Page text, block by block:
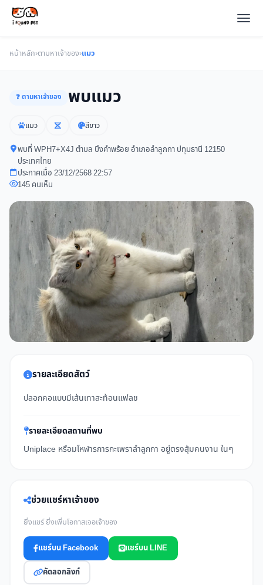
หน้าหลัก›ตามหาเจ้าของ›แมว
❓ ตามหาเจ้าของ พบแมว
แมว สีขาว
พบที่ WPH7+X4J ตำบล บึงคำพร้อย อำเภอลำลูกกา ปทุมธานี 12150
ประเทศไทย
ประกาศเมื่อ 23/12/2568 22:57
145 คนเห็น
รายละเอียดสัตว์
ปลอกคอแบบมีเส้นเทาสะท้อนแฟลช
รายละเอียดสถานที่พบ
Uniplace หรือมโหฬารการกะเพราลำลูกกา อยู่ตรงสุ้มคนงาน ในๆ
ช่วยแชร์หาเจ้าของ
ยิ่งแชร์ ยิ่งเพิ่มโอกาสเจอเจ้าของ
แชร์บน Facebook แชร์บน LINE
คัดลอกลิงก์